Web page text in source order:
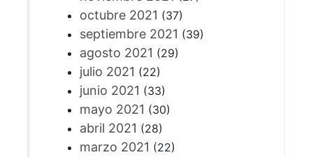
octubre 2021 (37)
septiembre 2021 (39)
agosto 2021 (29)
julio 2021 (22)
junio 2021 (33)
mayo 2021 (30)
abril 2021 (28)
marzo 2021 (22)